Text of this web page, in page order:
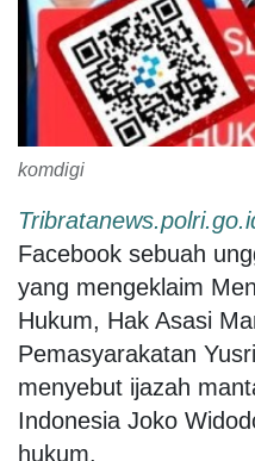
komdigi
Facebook sebuah
yang mengeklaim
Hukum, Hak Asasi
Pemasyarakatan
menyebut ijazah
Indonesia Joko
hukum.